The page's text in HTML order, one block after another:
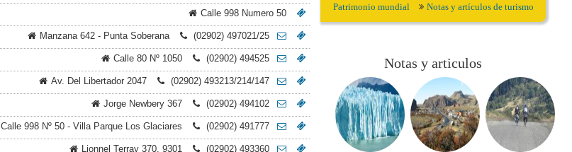
Calle 998 Numero 50
Manzana 642 - Punta Soberana (02902) 497021/25
Calle 80 Nº 1050 (02902) 494525
Av. Del Libertador 2047 (02902) 493213/214/147
Jorge Newbery 367 (02902) 494102
Calle 998 Nº 50 - Villa Parque Los Glaciares (02902) 491777
Lionnel Terray 370, 9301 (02902) 493360
Patrimonio mundial
Notas y artículos de turismo
Notas y articulos